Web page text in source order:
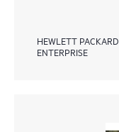
HEWLETT PACKARD
ENTERPRISE